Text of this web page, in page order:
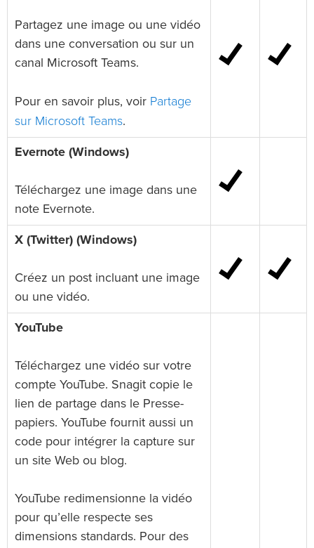
Partagez une image ou une vidéo
dans une conversation ou sur un
canal Microsoft Teams.
Pour en savoir plus, voir Partage
sur Microsoft Teams.
Evernote (Windows)
Téléchargez une image dans une
note Evernote.
X (Twitter) (Windows)
Créez un post incluant une image
ou une vidéo.
YouTube
Téléchargez une vidéo sur votre
compte YouTube. Snagit copie le
lien de partage dans le Presse-
papiers. YouTube fournit aussi un
code pour intégrer la capture sur
un site Web ou blog.
YouTube redimensionne la vidéo
pour qu’elle respecte ses
dimensions standards. Pour des